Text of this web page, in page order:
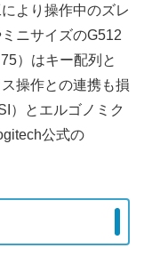
より操作中のズレ
ニサイズのG512
）はキー配列と
操作との連携も損
）とエルゴノミク
公式の